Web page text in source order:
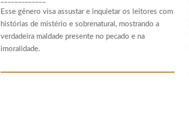
Esse gênero visa assustar e inquietar os leitores com
histórias de mistério e sobrenatural, mostrando a
verdadeira maldade presente no pecado e na
imoralidade.
leitores com histórias de mistério e
sobrenatural, mostrando a verdadeira maldade
presente no pecado e na imoralidade.